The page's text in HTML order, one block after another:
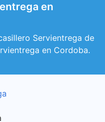
en
Servientrega de
en Cordoba.